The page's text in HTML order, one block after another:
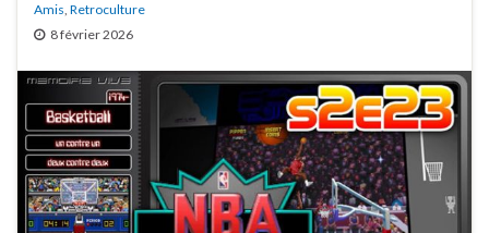
Amis, Retroculture
8 février 2026